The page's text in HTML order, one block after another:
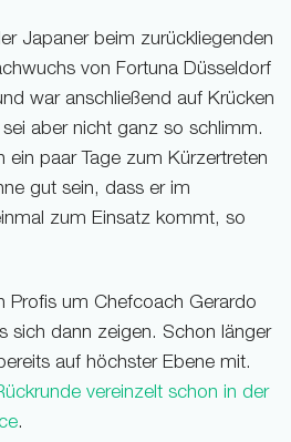
Japaner beim zurückliegenden
von Fortuna Düsseldorf
war anschließend auf Krücken
aber nicht ganz so schlimm.
ein paar Tage zum Kürzertreten
gut sein, dass er im
zum Einsatz kommt, so
Profis um Chefcoach Gerardo
sich dann zeigen. Schon länger
auf höchster Ebene mit.
vereinzelt schon in der
.